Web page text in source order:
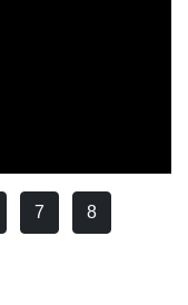
7 8